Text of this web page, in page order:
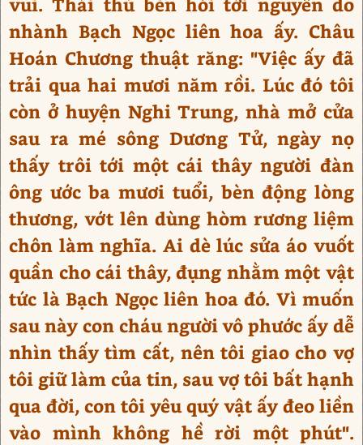
nhành Bạch Ngọc liên hoa ấy. Châu
Hoán Chương thuật răng: "Việc ấy đã
trải qua hai mươi năm rồi. Lúc đó tôi
còn ở huyện Nghi Trung, nhà mở cửa
sau ra mé sông Dương Tử, ngày nọ
thấy trôi tới một cái thây người đàn
ông ước ba mươi tuổi, bèn động lòng
thương, vớt lên dùng hòm rương liệm
chôn làm nghĩa. Ai dè lúc sửa áo vuốt
quần cho cái thây, đụng nhằm một vật
tức là Bạch Ngọc liên hoa đó. Vì muốn
sau này con cháu người vô phước ấy dễ
nhìn thấy tìm cất, nên tôi giao cho vợ
tôi giữ làm của tin, sau vợ tôi bất hạnh
qua đời, con tôi yêu quý vật ấy đeo liền
vào mình không hề rời một phút".